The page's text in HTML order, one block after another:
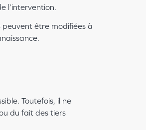
l’intervention.
peuvent être modifiées à
Toutefois, il ne
du fait des tiers